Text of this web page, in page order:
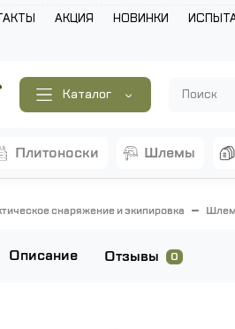
АКЦИЯ НОВИНКИ
Каталог
плитоноски шлемы
снаряжение и экипировка
Описание Отзывы 0